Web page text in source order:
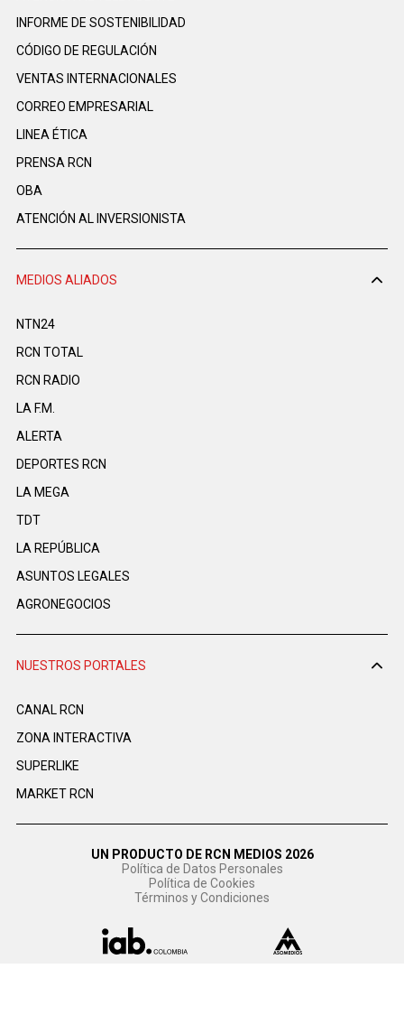
INFORME DE SOSTENIBILIDAD
CÓDIGO DE REGULACIÓN
VENTAS INTERNACIONALES
CORREO EMPRESARIAL
LINEA ÉTICA
PRENSA RCN
OBA
ATENCIÓN AL INVERSIONISTA
MEDIOS ALIADOS
NTN24
RCN TOTAL
RCN RADIO
LA F.M.
ALERTA
DEPORTES RCN
LA MEGA
TDT
LA REPÚBLICA
ASUNTOS LEGALES
AGRONEGOCIOS
NUESTROS PORTALES
CANAL RCN
ZONA INTERACTIVA
SUPERLIKE
MARKET RCN
UN PRODUCTO DE RCN MEDIOS 2026
Política de Datos Personales
Política de Cookies
Términos y Condiciones